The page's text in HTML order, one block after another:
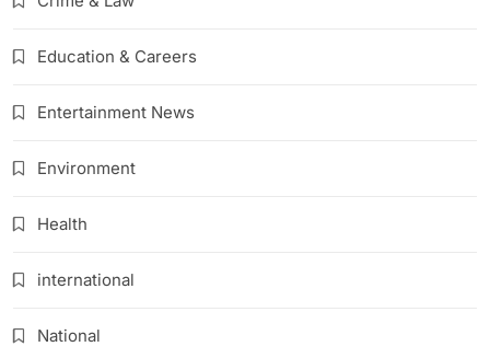
Education & Careers
Entertainment News
Environment
Health
international
National